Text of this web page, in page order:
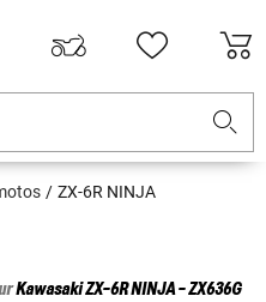
ZX-6R NINJA
KawasakiZX-6R NINJA - ZX636G